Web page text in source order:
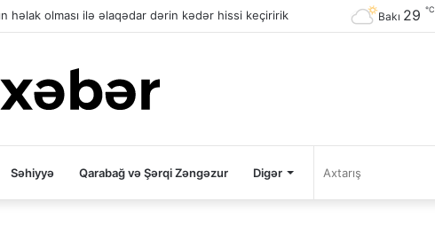
həlak olması ilə əlaqədar dərin kədər hissi keçiririk Bakı 29 ℃
Səhiyyə Qarabağ və Şərqi Zəngəzur Digər